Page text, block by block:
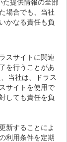
た提供情報の全部
場合でも、当社
かなる責任も負
スサイトに関連
を行うことがあ
当社は、ドラス
サイトを使用で
しても責任を負
新することによ
利用条件を定期